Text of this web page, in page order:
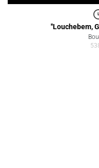
''Louchebem,